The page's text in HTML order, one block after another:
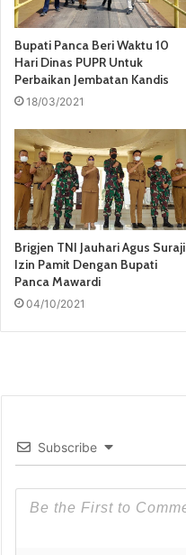
Bupati Panca Beri Waktu 10
Hari Dinas PUPR Untuk
Perbaikan Jembatan Kandis
18/03/2021
Brigjen TNI Jauhari Agus Suraji
Izin Pamit Dengan Bupati
Panca Mawardi
04/10/2021
Subscribe